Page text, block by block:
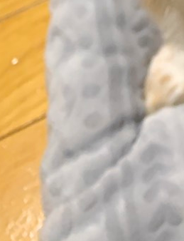
B1D6909A-C987-4969-848C-
C987-4969-